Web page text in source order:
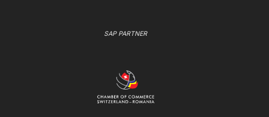
SAP PARTNER